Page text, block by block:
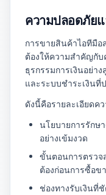
ความปลอดภัยแ
การขายสินค้าไอทีมือ
ต้องให้ความสำคัญกั
ธุรกรรมการเงินอย่า
และระบบชำระเงินที่
ดังนี้คือรายละเอียด
นโยบายการรัก
อย่างเข้มงวด
ขั้นตอนการตรวจ
ต้องก่อนการซื้อข
ช่องทางรับเงินที่